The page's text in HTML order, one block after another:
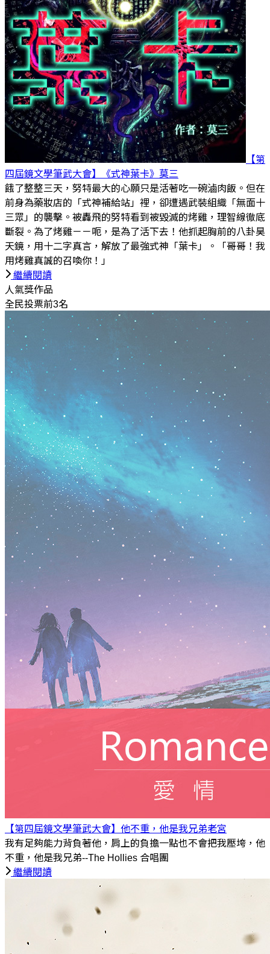
【第
四屆鏡文學筆武大會】《式神葉卡》 莫三
餓了整整三天，努特最大的心願只是活著吃一碗滷肉飯。但在
前身為藥妝店的「式神補給站」裡，卻遭遇武裝組織「無面十
三眾」的襲擊。被轟飛的努特看到被毀滅的烤雞，理智線徹底
斷裂。為了烤雞－－呃，是為了活下去！他抓起胸前的八卦昊
天鏡，用十二字真言，解放了最強式神「葉卡」。「哥哥！我
用烤雞真誠的召喚你！」
繼續閱讀
人氣獎作品
全民投票前3名
【第四屆鏡文學筆武大會】他不重，他是我兄弟老宮
我有足夠能力背負著他，肩上的負擔一點也不會把我壓垮，他
不重，他是我兄弟--The Hollies 合唱團
繼續閱讀